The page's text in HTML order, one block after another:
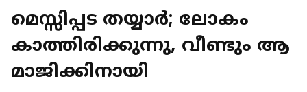
മെസ്സിപ്പട തയ്യാർ; ലോകം
കാത്തിരിക്കുന്നു, വീണ്ടും ആ
മാജിക്കിനായി